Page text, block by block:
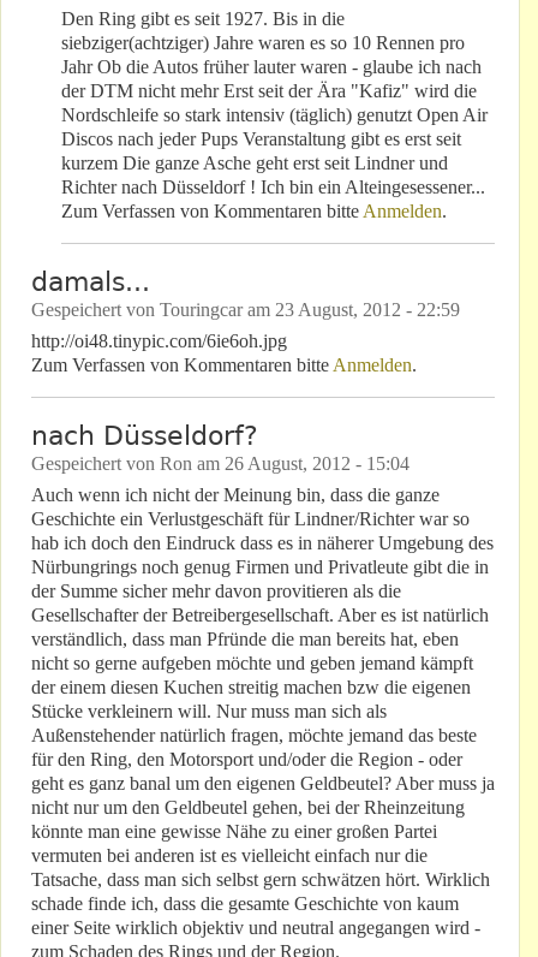
Den Ring gibt es seit 1927. Bis in die
siebziger(achtziger) Jahre waren es so 10 Rennen pro
Jahr Ob die Autos früher lauter waren - glaube ich nach
der DTM nicht mehr Erst seit der Ära "Kafiz" wird die
Nordschleife so stark intensiv (täglich) genutzt Open Air
Discos nach jeder Pups Veranstaltung gibt es erst seit
kurzem Die ganze Asche geht erst seit Lindner und
Richter nach Düsseldorf ! Ich bin ein Alteingesessener...
Zum Verfassen von Kommentaren bitte Anmelden.
damals...
Gespeichert von Touringcaram 23 August, 2012 - 22:59
http://oi48.tinypic.com/6ie6oh.jpg
Zum Verfassen von Kommentaren bitte Anmelden.
nach Düsseldorf?
Gespeichert von Ron am 26 August, 2012 - 15:04
Auch wenn ich nicht der Meinung bin, dass die ganze
Geschichte ein Verlustgeschäft für Lindner/Richter war so
hab ich doch den Eindruck dass es in näherer Umgebung des
Nürbungrings noch genug Firmen und Privatleute gibt die in
der Summe sicher mehr davon provitieren als die
Gesellschafter der Betreibergesellschaft. Aber es ist natürlich
verständlich, dass man Pfründe die man bereits hat, eben
nicht so gerne aufgeben möchte und geben jemand kämpft
der einem diesen Kuchen streitig machen bzw die eigenen
Stücke verkleinern will. Nur muss man sich als
Außenstehender natürlich fragen, möchte jemand das beste
für den Ring, den Motorsport und/oder die Region - oder
geht es ganz banal um den eigenen Geldbeutel? Aber muss ja
nicht nur um den Geldbeutel gehen, bei der Rheinzeitung
könnte man eine gewisse Nähe zu einer großen Partei
vermuten bei anderen ist es vielleicht einfach nur die
Tatsache, dass man sich selbst gern schwätzen hört. Wirklich
schade finde ich, dass die gesamte Geschichte von kaum
einer Seite wirklich objektiv und neutral angegangen wird -
zum Schaden des Rings und der Region.